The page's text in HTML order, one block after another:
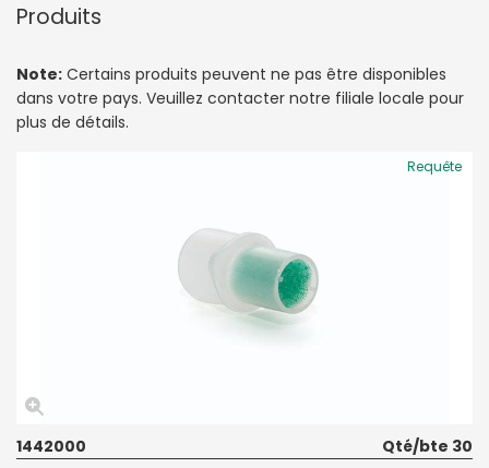
Produits
Note: Certains produits peuvent ne pas être disponibles
dans votre pays. Veuillez contacter notre filiale locale pour
plus de détails.
Requête
1442000
Qté/bte 30